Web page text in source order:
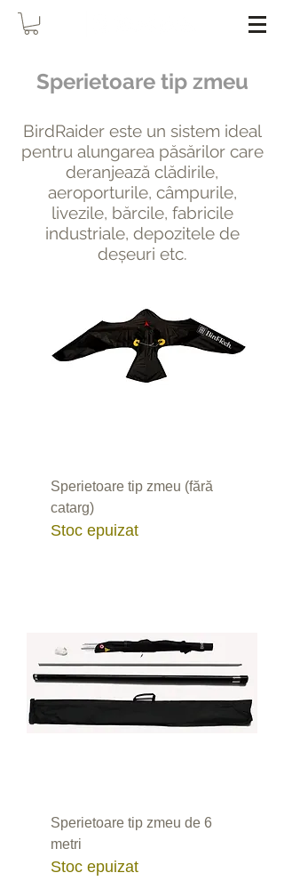
Sperietoare tip zmeu
BirdRaider este un sistem ideal
pentru alungarea păsărilor care
deranjează clădirile,
aeroporturile, câmpurile,
livezile, bărcile, fabricile
industriale, depozitele de
deșeuri etc.
Sperietoare tip zmeu (fără
catarg)
Stoc epuizat
Sperietoare tip zmeu de 6
metri
Stoc epuizat